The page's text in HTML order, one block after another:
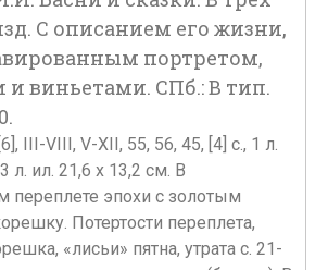
С описанием его жизни,
портретом,
виньетами. СПб.: В тип.
III-VIII, V-XII, 55, 56, 45, [4] с., 1 л.
л. ил. 21,6 х 13,2 см. В
переплете эпохи с золотым
Потертости переплета,
«лисьи» пятна, утрата с. 21-